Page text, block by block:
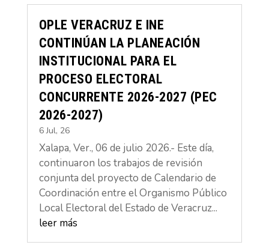
OPLE VERACRUZ E INE
CONTINÚAN LA PLANEACIÓN
INSTITUCIONAL PARA EL
PROCESO ELECTORAL
CONCURRENTE 2026-2027 (PEC
2026-2027)
6 Jul, 26
Xalapa, Ver., 06 de julio 2026.- Este día,
continuaron los trabajos de revisión
conjunta del proyecto de Calendario de
Coordinación entre el Organismo Público
Local Electoral del Estado de Veracruz...
leer más